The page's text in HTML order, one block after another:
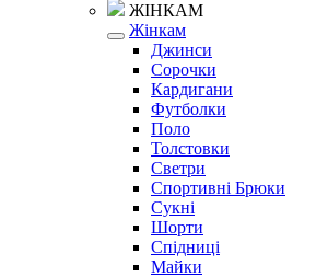
ЖІНКАМ
Жінкам
Джинси
Сорочки
Кардигани
Футболки
Поло
Толстовки
Светри
Спортивні Брюки
Сукні
Шорти
Спідниці
Майки